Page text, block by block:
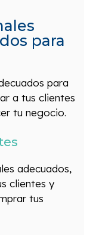
para
para
a tus clientes
tu negocio.
adecuados,
clientes y
tus